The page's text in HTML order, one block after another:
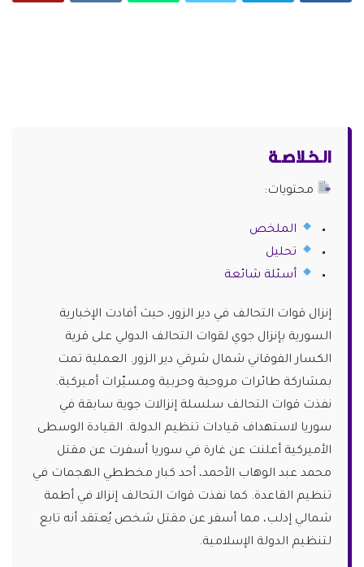
الـخـلاصـة
محتويات:
الملخص
تحليل
أسئلة شائعة
إنزال قوات التحالف في دير الزور، حيث أفادت الإخبارية
السورية بإنزال جوي لقوات التحالف الدولي على قرية
الكسار الفوقاني شمال شرقي دير الزور. العملية تمت
بمشاركة طائرات مروحية وحربية ومسيّرات أميركية.
نفذت قوات التحالف سلسلة إنزالات جوية سابقة في
سوريا لاستهداف قيادات تنظيم الدولة. القيادة الوسطى
الأميركية أعلنت عن غارة في سوريا أسفرت عن مقتل
محمد عبد الوهاب الأحمد، أحد كبار مخططي الهجمات في
تنظيم القاعدة. كما نفذت قوات التحالف إنزالا في أطمة
شمالي إدلب، مما أسفر عن مقتل شخص يُعتقد أنه تابع
لتنظيم الدولة الإسلامية.